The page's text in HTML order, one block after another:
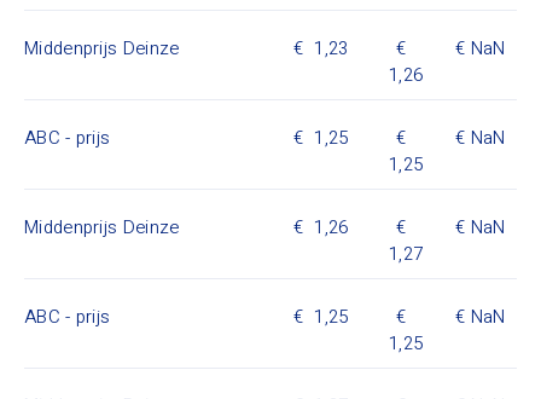
Middenprijs Deinze
1,23
1,26
NaN
ABC - prijs
1,25
1,25
NaN
Middenprijs Deinze
1,26
1,27
NaN
ABC - prijs
1,25
1,25
NaN